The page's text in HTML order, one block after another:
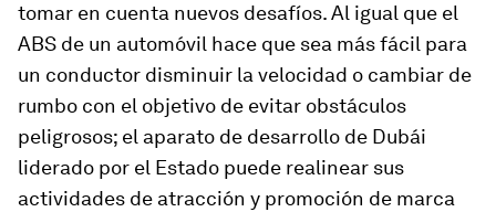
tomar en cuenta nuevos desafíos. Al igual que el
ABS de un automóvil hace que sea más fácil para
un conductor disminuir la velocidad o cambiar de
rumbo con el objetivo de evitar obstáculos
peligrosos; el aparato de desarrollo de Dubái
liderado por el Estado puede realinear sus
actividades de atracción y promoción de marca